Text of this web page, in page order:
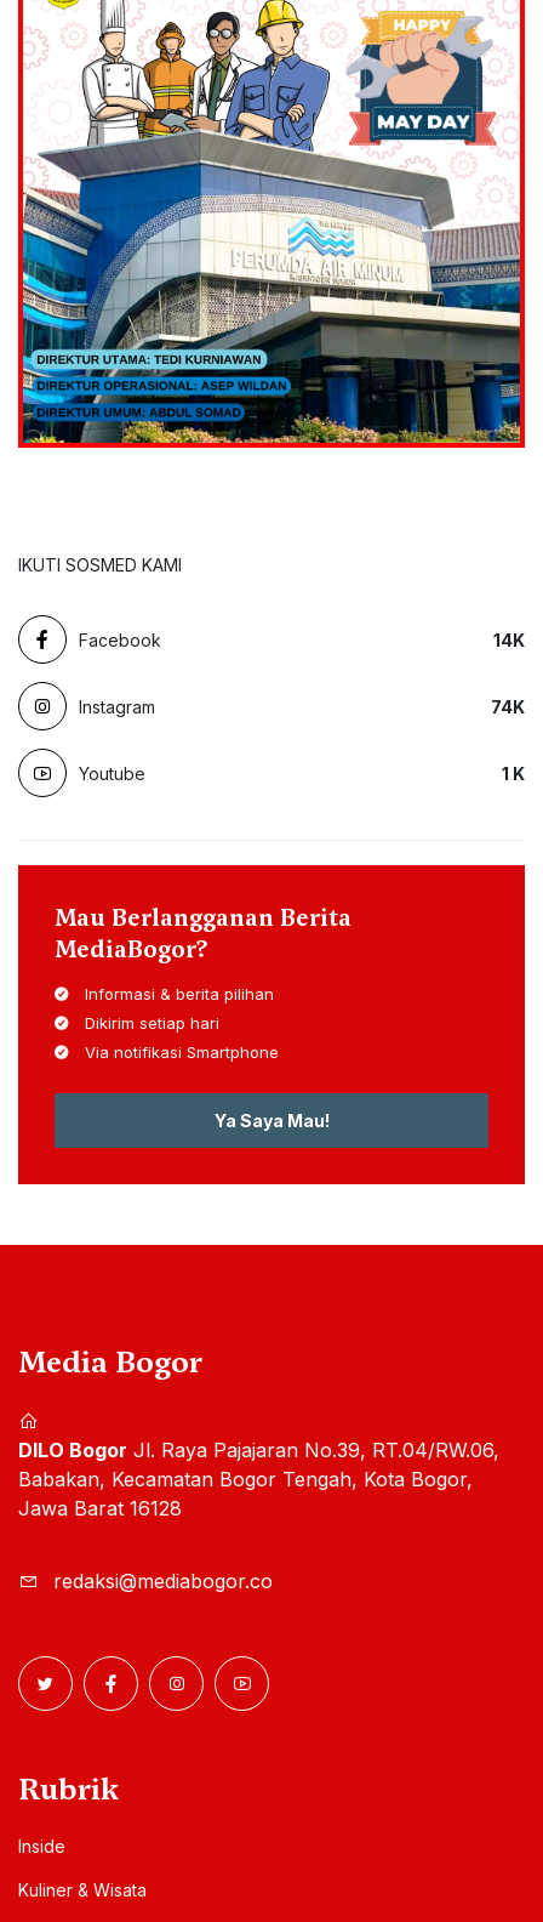
IKUTI SOSMED KAMI
Facebook 14K
Instagram 74K
Youtube 1 K
Mau Berlangganan Berita
MediaBogor?
Informasi & berita pilihan
Dikirim setiap hari
Via notifikasi Smartphone
Ya Saya Mau!
Media Bogor
DILO Bogor Jl. Raya Pajajaran No.39, RT.04/RW.06,
Babakan, Kecamatan Bogor Tengah, Kota Bogor,
Jawa Barat 16128
redaksi@mediabogor.co
Rubrik
Inside
Kuliner & Wisata